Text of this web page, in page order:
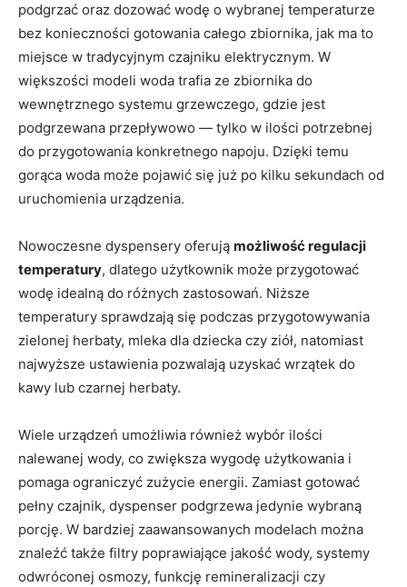
podgrzać oraz dozować wodę o wybranej temperaturze
bez konieczności gotowania całego zbiornika, jak ma to
miejsce w tradycyjnym czajniku elektrycznym. W
większości modeli woda trafia ze zbiornika do
wewnętrznego systemu grzewczego, gdzie jest
podgrzewana przepływowo — tylko w ilości potrzebnej
do przygotowania konkretnego napoju. Dzięki temu
gorąca woda może pojawić się już po kilku sekundach od
uruchomienia urządzenia.
Nowoczesne dyspensery oferują możliwość regulacji
temperatury, dlatego użytkownik może przygotować
wodę idealną do różnych zastosowań. Niższe
temperatury sprawdzają się podczas przygotowywania
zielonej herbaty, mleka dla dziecka czy ziół, natomiast
najwyższe ustawienia pozwalają uzyskać wrzątek do
kawy lub czarnej herbaty.
Wiele urządzeń umożliwia również wybór ilości
nalewanej wody, co zwiększa wygodę użytkowania i
pomaga ograniczyć zużycie energii. Zamiast gotować
pełny czajnik, dyspenser podgrzewa jedynie wybraną
porcję. W bardziej zaawansowanych modelach można
znaleźć także filtry poprawiające jakość wody, systemy
odwróconej osmozy, funkcję remineralizacji czy